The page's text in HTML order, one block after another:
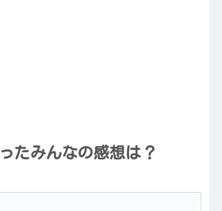
たみんなの感想は？